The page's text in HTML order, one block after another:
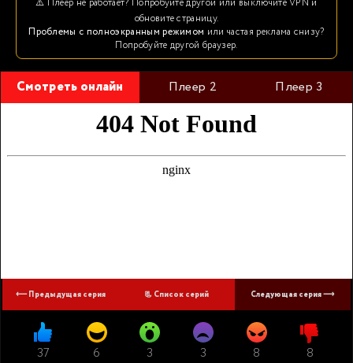
⚠️ Плеер не работает? Попробуйте другой или выключите VPN и
обновите страницу.
Проблемы с полноэкранным режимом или частая реклама снизу?
Попробуйте другой браузер.
Смотреть онлайн Плеер 2 Плеер 3
⟵ Предыдущая серия 📃 Список серий Следующая серия ⟶
37 6 3 3 8 8